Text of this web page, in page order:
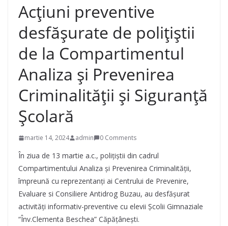
Acţiuni preventive
desfăşurate de poliţiştii
de la Compartimentul
Analiza și Prevenirea
Criminalității și Siguranţă
Şcolară
martie 14, 2024 admin 0 Comments
În ziua de 13 martie a.c., polițiștii din cadrul
Compartimentului Analiza și Prevenirea Criminalității,
împreună cu reprezentanţi ai Centrului de Prevenire,
Evaluare si Consiliere Antidrog Buzau, au desfășurat
activități informativ-preventive cu elevii Școlii Gimnaziale
“Înv.Clementa Beschea” Căpăţâneşti.